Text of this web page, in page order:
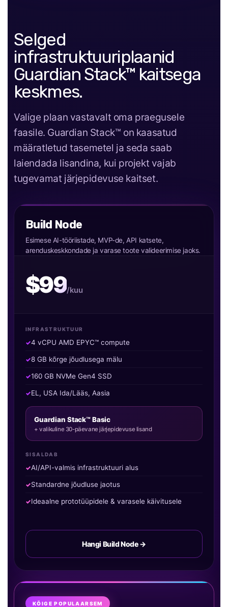
Selged
infrastruktuuriplaanid
Guardian Stack™ kaitsega
keskmes.
Valige plaan vastavalt oma praegusele
faasile. Guardian Stack™ on kaasatud
määratletud tasemetel ja seda saab
laiendada lisandina, kui projekt vajab
tugevamat järjepidevuse kaitset.
Build Node
Esimese AI-tööriistade, MVP-de, API katsete,
arenduskeskkondade ja varase toote valideerimise jaoks.
$99/kuu
INFRASTRUKTUUR
4 vCPU AMD EPYC™ compute
8 GB kõrge jõudlusega mälu
160 GB NVMe Gen4 SSD
EL, USA Ida/Lääs, Aasia
Guardian Stack™ Basic
+ valikuline 30-päevane järjepidevuse lisand
SISALDAB
AI/API-valmis infrastruktuuri alus
Standardne jõudluse jaotus
Ideaalne prototüüpidele & varasele käivitusele
Hangi Build Node →
KÕIGE POPULAARSEM